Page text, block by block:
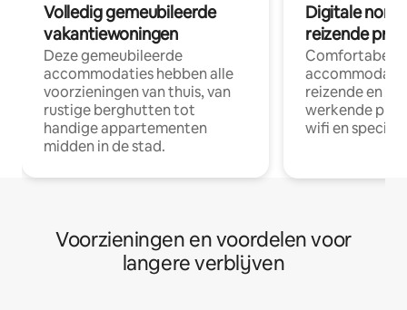
Volledig gemeubileerde
vakantiewoningen
Deze gemeubileerde
accommodaties hebben alle
voorzieningen van thuis, van
rustige berghutten tot
handige appartementen
midden in de stad.
Digitale
reizende
Comfortabele
reizende en
werkende
wifi en
Voorzieningen en voordelen voor
langere verblijven